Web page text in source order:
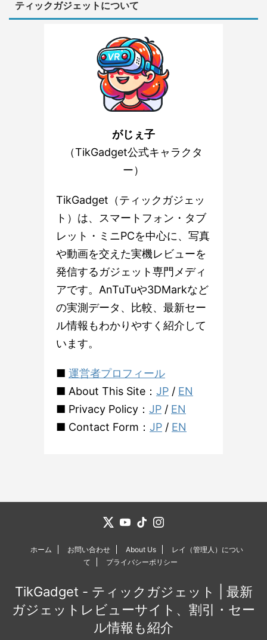
ティックガジェットについて
がじぇ子
（TikGadget公式キャラクタ
ー）
TikGadget（ティックガジェッ
ト）は、スマートフォン・タブ
レット・ミニPCを中心に、写真
や動画を交えた実機レビューを
発信するガジェット専門メディ
アです。AnTuTuや3DMarkなど
の実測データ、比較、最新セー
ル情報もわかりやすく紹介して
います。
■ 運営者プロフィール
■ About This Site： JP / EN
■ Privacy Policy： JP / EN
■ Contact Form： JP / EN
ホーム お問い合わせ About Us
レイ（管理人）につい
て
プライバシーポリシー
TikGadget - ティックガジェット | 最新
ガジェットレビューサイト、割引・セー
ル情報も紹介